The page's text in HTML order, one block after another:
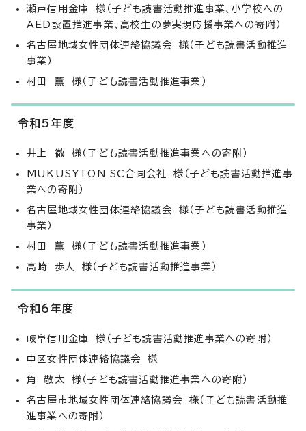
瀬戸信用金庫 様（子ども読書活動推進事業、小学校への
AED設置推進事業、高校生の夢実現応援事業への寄附）
名古屋地域女性団体連絡協議会 様（子ども読書活動推進
事業）
村田 薫 様（子ども読書活動推進事業）
令和5年度
井上 徹 様（子ども読書活動推進事業への寄附）
MUKUSYTON SC合同会社 様（子ども読書活動推進事
業への寄附）
名古屋地域女性団体連絡協議会 様（子ども読書活動推進
事業）
村田 薫 様（子ども読書活動推進事業）
高崎 歩人 様（子ども読書活動推進事業）
令和6年度
岐阜信用金庫 様（子ども読書活動推進事業への寄附）
中区女性団体連絡協議会 様
角 敬太 様（子ども読書活動推進事業への寄附）
名古屋市地域女性団体連絡協議会 様（子ども読書活動推
進事業への寄附）